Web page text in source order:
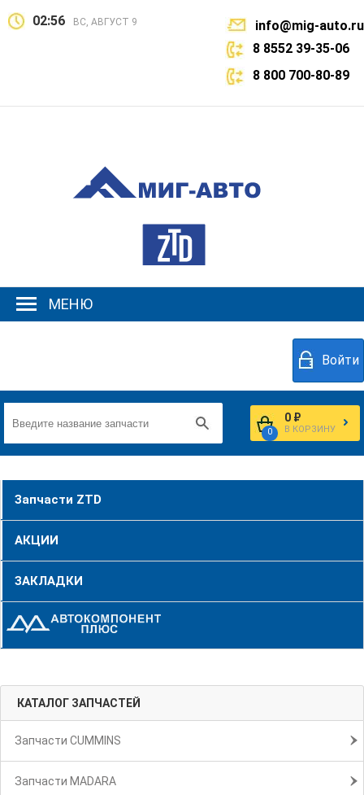
02:56 ВС, АВГУСТ 9
info@mig-auto.ru
8 8552 39-35-06
8 800 700-80-89
МЕНЮ
Войти
0
0 ₽
В КОРЗИНУ
Запчасти ZTD
АКЦИИ
ЗАКЛАДКИ
КАТАЛОГ ЗАПЧАСТЕЙ
Запчасти CUMMINS
Запчасти MADARA